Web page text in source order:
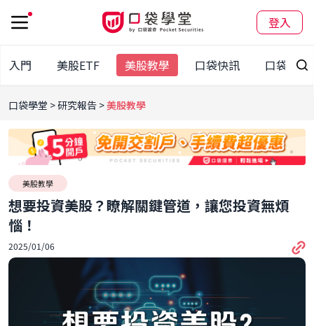
登入
入門 美股ETF 美股教學 口袋快訊 口袋百科
口袋學堂 研究報告 美股教學
美股教學
想要投資美股？瞭解關鍵管道，讓您投資無煩
惱！
2025/01/06